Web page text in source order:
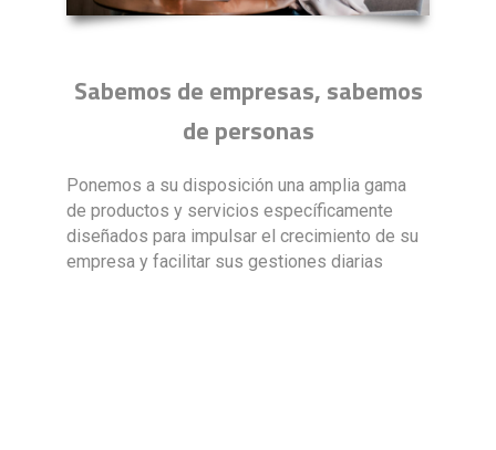
Sabemos de empresas, sabemos
de personas
Ponemos a su disposición una amplia gama
de productos y servicios específicamente
diseñados para impulsar el crecimiento de su
empresa y facilitar sus gestiones diarias